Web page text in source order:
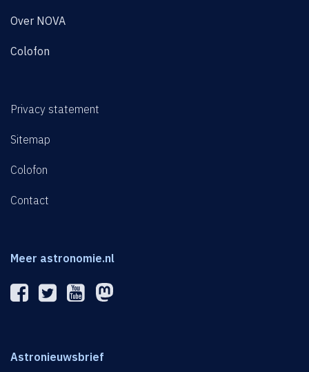
Over NOVA
Colofon
Privacy statement
Sitemap
Colofon
Contact
Meer astronomie.nl
Astronieuwsbrief